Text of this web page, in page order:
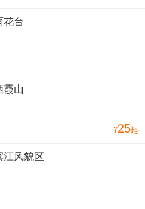
花台
霞山
¥25起
江风貌区